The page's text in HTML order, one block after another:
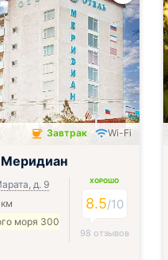
Завтрак Wi-Fi
Меридиан
д. 9
моря 300
ХОРОШО
8.5/10
98 отзывов